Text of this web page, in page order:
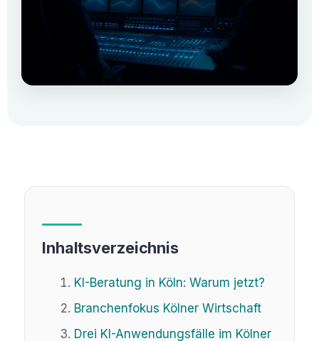
Inhaltsverzeichnis
KI-Beratung in Köln: Warum jetzt?
Branchenfokus Kölner Wirtschaft
Drei KI-Anwendungsfälle im Kölner